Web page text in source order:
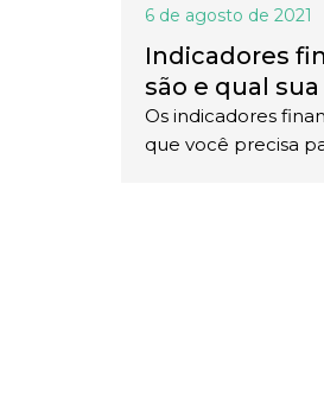
6 de agosto de 2021
Indicadores
são e qual
Os indicadores
que você precisa